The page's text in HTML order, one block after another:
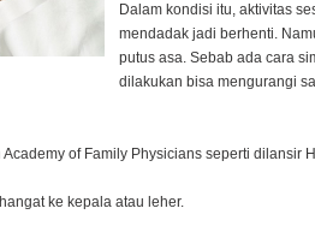
Dalam kondisi itu, aktivitas
mendadak jadi berhenti.
putus asa. Sebab ada cara
dilakukan bisa mengurangi
of Family Physicians seperti dilansir
ke kepala atau leher.